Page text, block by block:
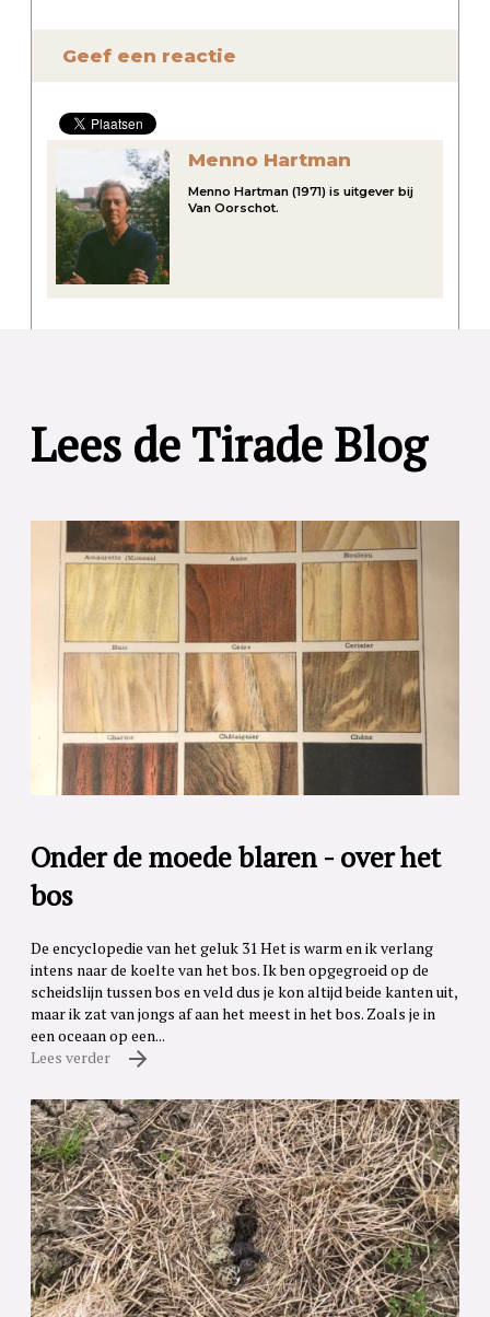
Geef een reactie
Menno Hartman
Menno Hartman (1971) is uitgever bij
Van Oorschot.
Lees de Tirade Blog
Onder de moede blaren - over het
bos
De encyclopedie van het geluk 31 Het is warm en ik verlang
intens naar de koelte van het bos. Ik ben opgegroeid op de
scheidslijn tussen bos en veld dus je kon altijd beide kanten uit,
maar ik zat van jongs af aan het meest in het bos. Zoals je in
een oceaan op een...
Lees verder